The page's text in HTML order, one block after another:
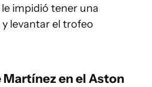
le impidió tener una
levantar el trofeo
en el Aston